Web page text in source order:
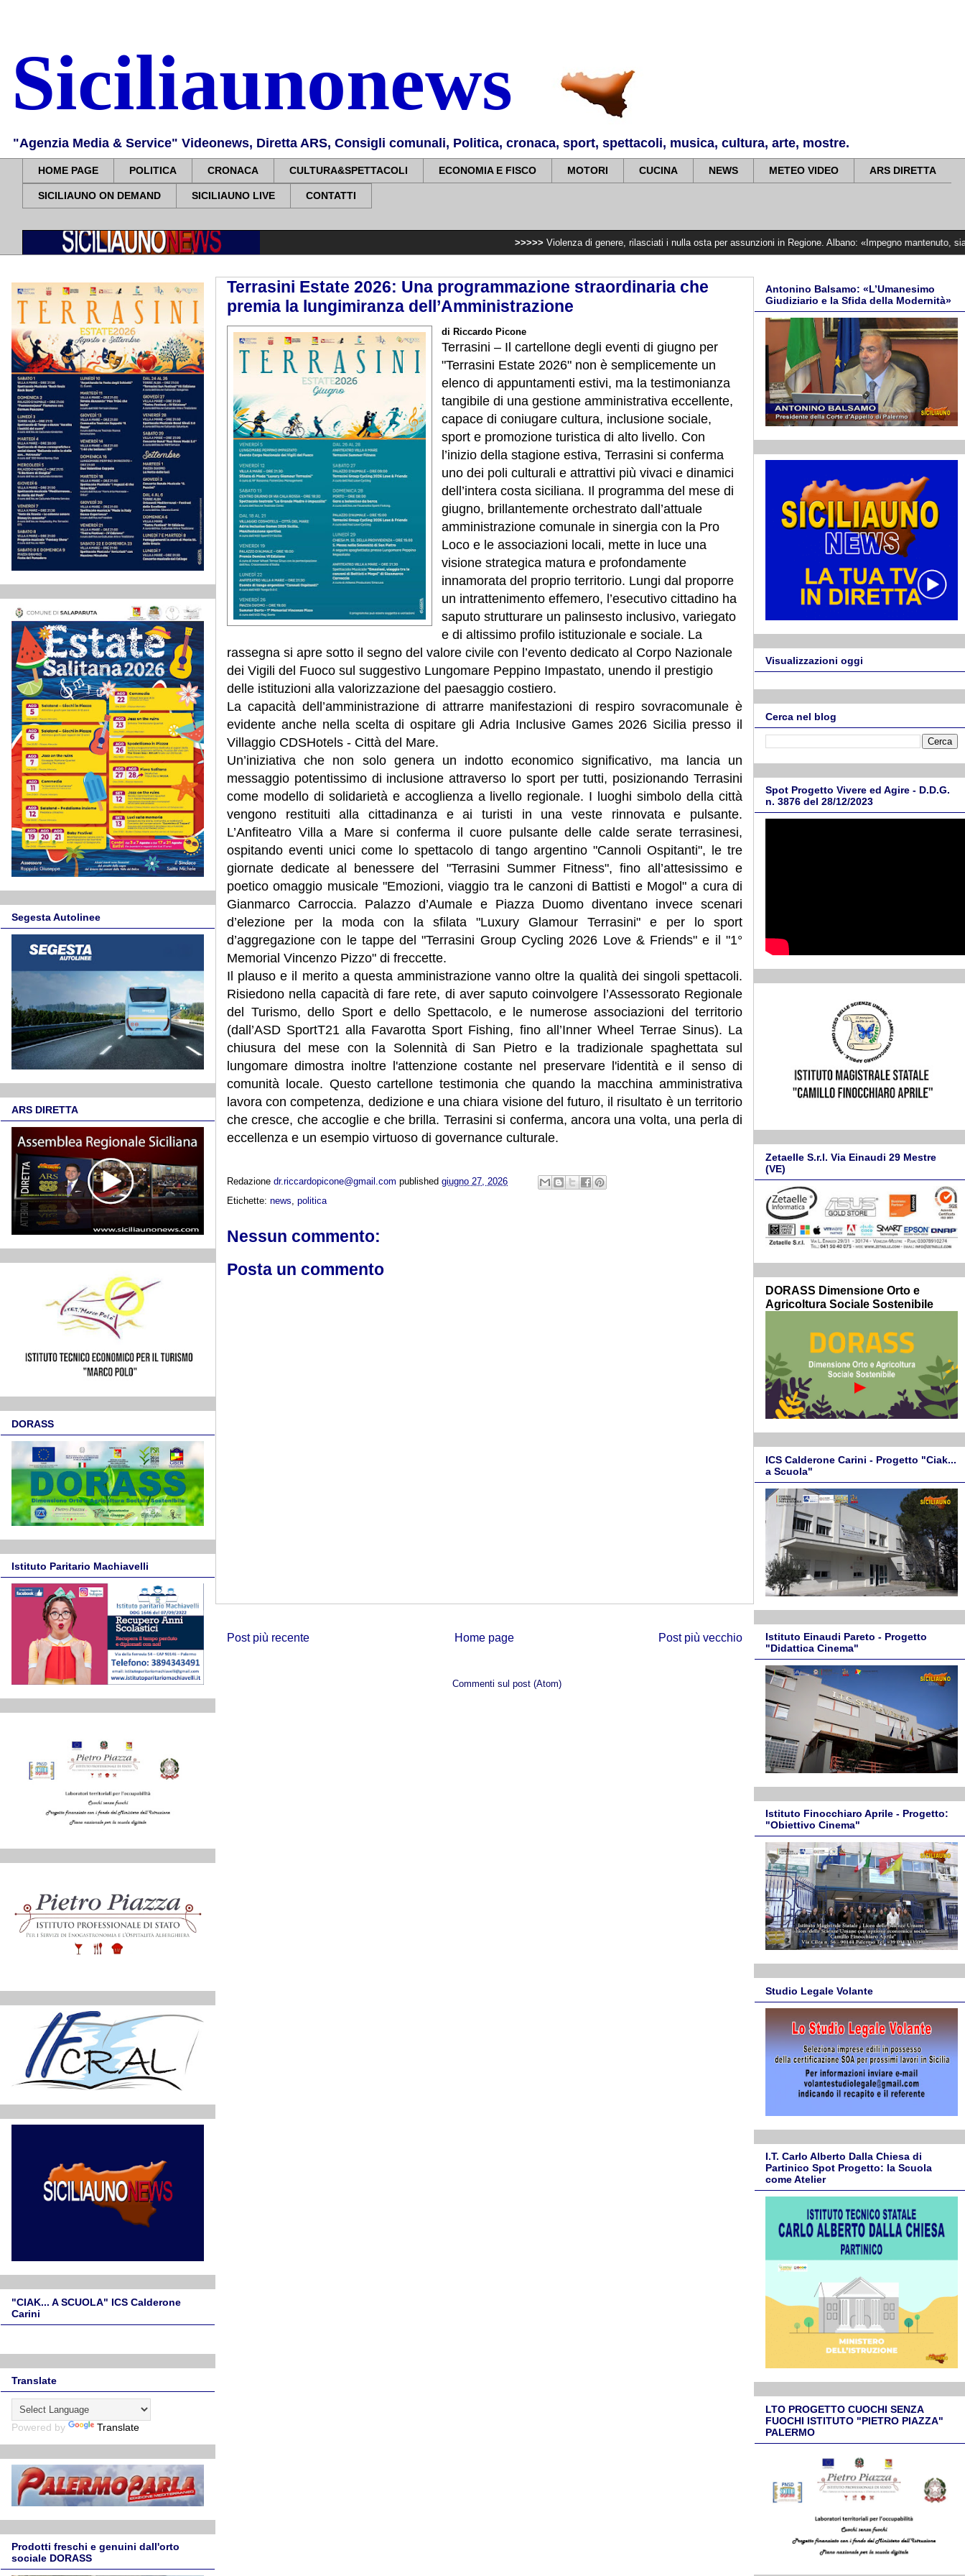
Siciliaunonews
"Agenzia Media & Service" Videonews, Diretta ARS, Consigli comunali, Politica, cronaca, sport, spettacoli, musica, cultura, arte, mostre.
HOME PAGE POLITICA CRONACA CULTURA&SPETTACOLI ECONOMIA E FISCO MOTORI CUCINA NEWS METEO VIDEO ARS DIRETTA
SICILIAUNO ON DEMAND SICILIAUNO LIVE CONTATTI
Violenza di genere, rilasciati i nulla osta per assunzioni in Regione. Albano: «Impegno mantenuto, siamo vicini alle
Terrasini Estate 2026: Una programmazione straordinaria che
premia la lungimiranza dell’Amministrazione
di Riccardo Picone
Terrasini – Il cartellone degli eventi di giugno per
"Terrasini Estate 2026" non è semplicemente un
elenco di appuntamenti estivi, ma la testimonianza
tangibile di una gestione amministrativa eccellente,
capace di coniugare cultura, inclusione sociale,
sport e promozione turistica di alto livello. Con
l’inizio della stagione estiva, Terrasini si conferma
uno dei poli culturali e attrattivi più vivaci e dinamici
dell’intera costa siciliana. Il programma del mese di
giugno, brillantemente orchestrato dall’attuale
amministrazione comunale in sinergia con la Pro
Loco e le associazioni locali, mette in luce una
visione strategica matura e profondamente
innamorata del proprio territorio. Lungi dal proporre
un intrattenimento effemero, l’esecutivo cittadino ha
saputo strutturare un palinsesto inclusivo, variegato
e di altissimo profilo istituzionale e sociale. La
rassegna si apre sotto il segno del valore civile con l’evento dedicato al Corpo Nazionale
dei Vigili del Fuoco sul suggestivo Lungomare Peppino Impastato, unendo il prestigio
delle istituzioni alla valorizzazione del paesaggio costiero.
La capacità dell’amministrazione di attrarre manifestazioni di respiro sovracomunale è
evidente anche nella scelta di ospitare gli Adria Inclusive Games 2026 Sicilia presso il
Villaggio CDSHotels - Città del Mare.
Un’iniziativa che non solo genera un indotto economico significativo, ma lancia un
messaggio potentissimo di inclusione attraverso lo sport per tutti, posizionando Terrasini
come modello di solidarietà e accoglienza a livello regionale. I luoghi simbolo della città
vengono restituiti alla cittadinanza e ai turisti in una veste rinnovata e pulsante.
L’Anfiteatro Villa a Mare si conferma il cuore pulsante delle calde serate terrasinesi,
ospitando eventi unici come lo spettacolo di tango argentino "Cannoli Ospitanti", le tre
giornate dedicate al benessere del "Terrasini Summer Fitness", fino all’attesissimo e
poetico omaggio musicale "Emozioni, viaggio tra le canzoni di Battisti e Mogol" a cura di
Gianmarco Carroccia. Palazzo d’Aumale e Piazza Duomo diventano invece scenari
d’elezione per la moda con la sfilata "Luxury Glamour Terrasini" e per lo sport
d’aggregazione con le tappe del "Terrasini Group Cycling 2026 Love & Friends" e il "1°
Memorial Vincenzo Pizzo" di freccette.
Il plauso e il merito a questa amministrazione vanno oltre la qualità dei singoli spettacoli.
Risiedono nella capacità di fare rete, di aver saputo coinvolgere l’Assessorato Regionale
del Turismo, dello Sport e dello Spettacolo, e le numerose associazioni del territorio
(dall’ASD SportT21 alla Favarotta Sport Fishing, fino all’Inner Wheel Terrae Sinus). La
chiusura del mese con la Solennità di San Pietro e la tradizionale spaghettata sul
lungomare dimostra inoltre l'attenzione costante nel preservare l'identità e il senso di
comunità locale. Questo cartellone testimonia che quando la macchina amministrativa
lavora con competenza, dedizione e una chiara visione del futuro, il risultato è un territorio
che cresce, che accoglie e che brilla. Terrasini si conferma, ancora una volta, una perla di
eccellenza e un esempio virtuoso di governance culturale.
Redazione dr.riccardopicone@gmail.com published giugno 27, 2026
Etichette: news politica
Nessun commento:
Posta un commento
Post più recente Post più vecchio
Home page
Commenti sul post (Atom)
Segesta Autolinee
ARS DIRETTA
DORASS
Istituto Paritario Machiavelli
"CIAK... A SCUOLA" ICS Calderone
Carini
Translate
Powered by Translate
Prodotti freschi e genuini dall'orto
sociale DORASS
Antonino Balsamo: «L’Umanesimo
Giudiziario e la Sfida della Modernità»
Visualizzazioni oggi
Cerca nel blog
Spot Progetto Vivere ed Agire - D.D.G.
n. 3876 del 28/12/2023
Zetaelle S.r.l. Via Einaudi 29 Mestre
(VE)
DORASS Dimensione Orto e
Agricoltura Sociale Sostenibile
ICS Calderone Carini - Progetto "Ciak...
a Scuola"
Istituto Einaudi Pareto - Progetto
"Didattica Cinema"
Istituto Finocchiaro Aprile - Progetto:
"Obiettivo Cinema"
Studio Legale Volante
I.T. Carlo Alberto Dalla Chiesa di
Partinico Spot Progetto: la Scuola
come Atelier
LTO PROGETTO CUOCHI SENZA
FUOCHI ISTITUTO "PIETRO PIAZZA"
PALERMO